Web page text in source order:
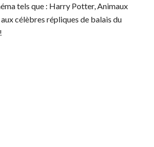
tels que : Harry Potter, Animaux
célèbres répliques de balais du